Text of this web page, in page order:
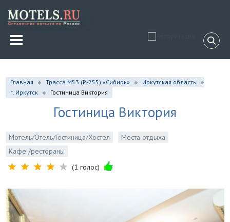
Главная Трасса М53 (P-255) «Сибирь»
Иркутская область
г. Иркутск
Гостиница Виктория
Гостиница Виктория
Мотель/Отель/Гостиница/Хостел
Места отдыха
Кафе /рестораны
(1 голос)